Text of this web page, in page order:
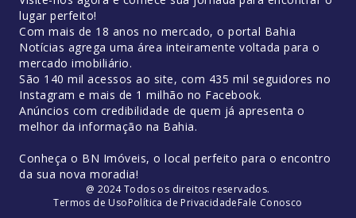
lugar perfeito!
Com mais de 18 anos no mercado, o portal Bahia
Notícias agrega uma área inteiramente voltada para o
mercado imobiliário.
São 140 mil acessos ao site, com 435 mil seguidores no
Instagram e mais de 1 milhão no Facebook.
Anúncios com credibilidade de quem já apresenta o
melhor da informação na Bahia.
Conheça o BN Imóveis, o local perfeito para o encontro
da sua nova moradia!
@ 2024 Todos os direitos reservados.
Termos de UsoPolítica de PrivacidadeFale Conosco